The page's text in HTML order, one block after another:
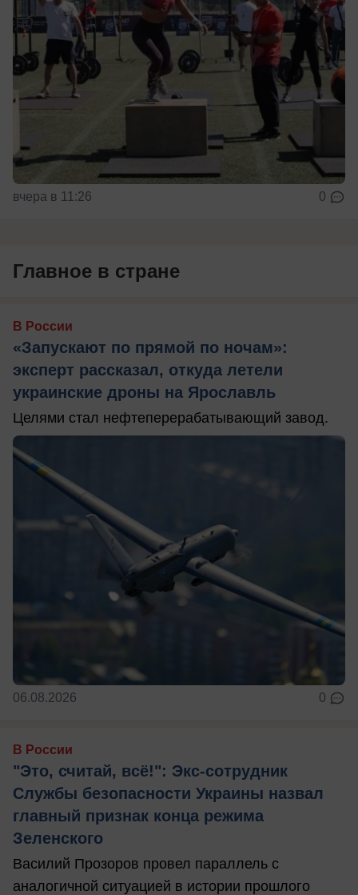
вчера в 11:26 0
Главное в стране
В России
«Запускают по прямой по ночам»:
эксперт рассказал, откуда летели
украинские дроны на Ярославль
Целями стал нефтеперерабатывающий завод.
06.08.2026 0
В России
"Это, считай, всё!": Экс-сотрудник
Службы безопасности Украины назвал
главный признак конца режима
Зеленского
Василий Прозоров провел параллель с
аналогичной ситуацией в истории прошлого